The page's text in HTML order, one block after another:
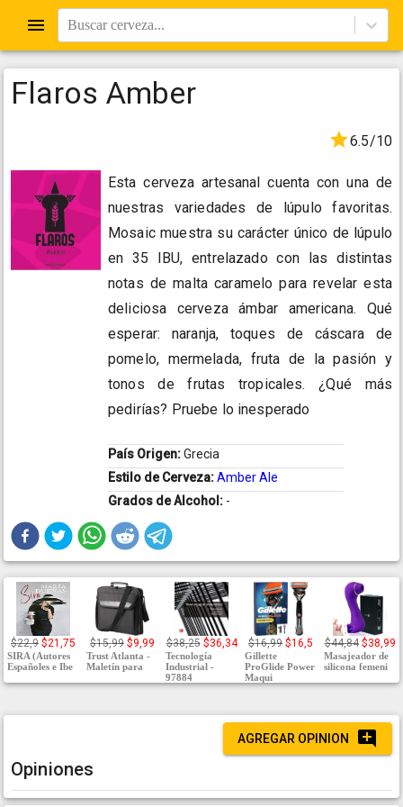
Buscar cerveza...
Flaros Amber
6.5/10
Esta cerveza artesanal cuenta con una de
nuestras variedades de lúpulo favoritas.
Mosaic muestra su carácter único de lúpulo
en 35 IBU, entrelazado con las distintas
notas de malta caramelo para revelar esta
deliciosa cerveza ámbar americana. Qué
esperar: naranja, toques de cáscara de
pomelo, mermelada, fruta de la pasión y
tonos de frutas tropicales. ¿Qué más
pedirías? Pruebe lo inesperado
País Origen:Grecia
Estilo de Cerveza:Amber Ale
Grados de Alcohol: -
$22,9 $21,75
SIRA (Autores
Españoles e Ibe
$15,99 $9,99
Trust Atlanta -
Maletín para
$38,25 $36,34
Tecnología
Industrial -
97884
$16,99 $16,5
Gillette
ProGlide Power
Maqui
$44,84 $38,99
Masajeador de
silicona femeni
AGREGAR OPINION
Opiniones